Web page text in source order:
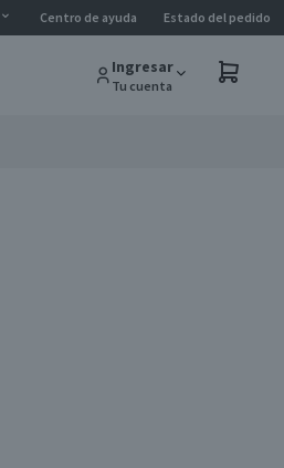
Centro de ayuda Estado del pedido
Ingresar
Tu cuenta